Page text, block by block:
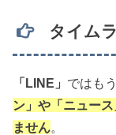
タイム
「LINE」 ではも
ン」や「ニュー
ません。